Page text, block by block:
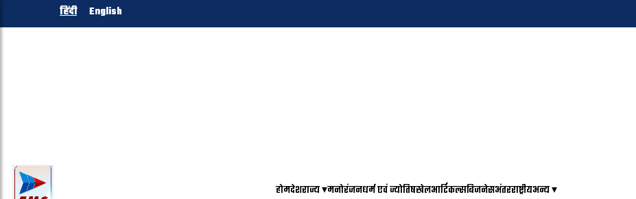
हिंदी English
होमदेशराज्य▾मनोरंजनधर्म एवं ज्योतिषखेलआर्टिकल्सबिजनेसअंतरराष्ट्रीयअन्य▾